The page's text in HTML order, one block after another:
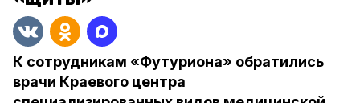
К сотрудникам «Футуриона» обратились
врачи Краевого центра